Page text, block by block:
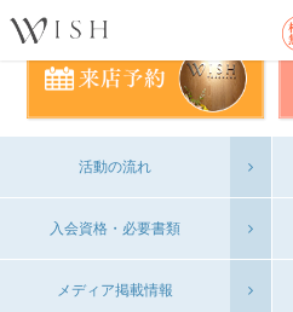
活動の流れ
入会資格・必要書類
メディア掲載情報